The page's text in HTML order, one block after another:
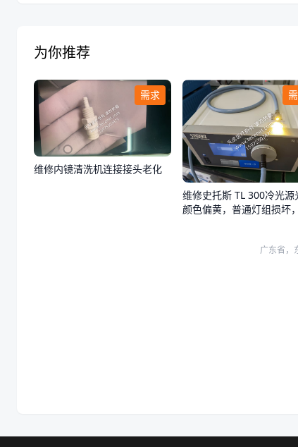
为你推荐
需求
维修内镜清洗机连接接头老化
维修史托斯 TL 300冷光源
颜色偏黄，普通灯组损坏
广东省，